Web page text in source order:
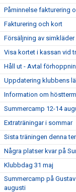
Påminnelse fakturering
Fakturering och kort
Försäljning av simkläder
Visa kortet i kassan vid
Håll ut - Avtal
Uppdatering klubbens
Information om
Summercamp 12-14
Extraträningar i sommar
Sista träningen denna
Några platser kvar på
Klubbdag 31 maj
Summercamp på
augusti